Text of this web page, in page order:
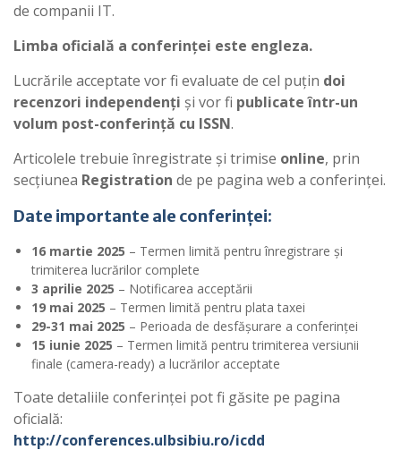
de companii IT.
Limba oficială a conferinței este engleza.
Lucrările acceptate vor fi evaluate de cel puțin doi
recenzori independenți și vor fi publicate într-un
volum post-conferință cu ISSN.
Articolele trebuie înregistrate și trimise online, prin
secțiunea Registration de pe pagina web a conferinței.
Date importante ale conferinței:
16 martie 2025 – Termen limită pentru înregistrare și
trimiterea lucrărilor complete
3 aprilie 2025 – Notificarea acceptării
19 mai 2025 – Termen limită pentru plata taxei
29-31 mai 2025 – Perioada de desfășurare a conferinței
15 iunie 2025 – Termen limită pentru trimiterea versiunii
finale (camera-ready) a lucrărilor acceptate
Toate detaliile conferinței pot fi găsite pe pagina
oficială:
http://conferences.ulbsibiu.ro/icdd